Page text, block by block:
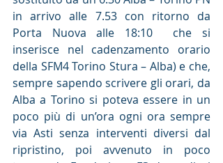
in arrivo alle 7.53 con ritorno da
Porta Nuova alle 18:10  che si
inserisce nel cadenzamento orario
della SFM4 Torino Stura – Alba) e che,
sempre sapendo scrivere gli orari, da
Alba a Torino si poteva essere in un
poco più di un’ora ogni ora sempre
via Asti senza interventi diversi dal
ripristino, poi avvenuto in poco